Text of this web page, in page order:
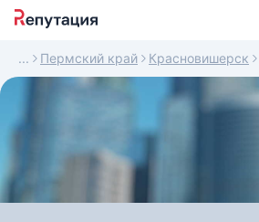
Пермский край Красновишерск